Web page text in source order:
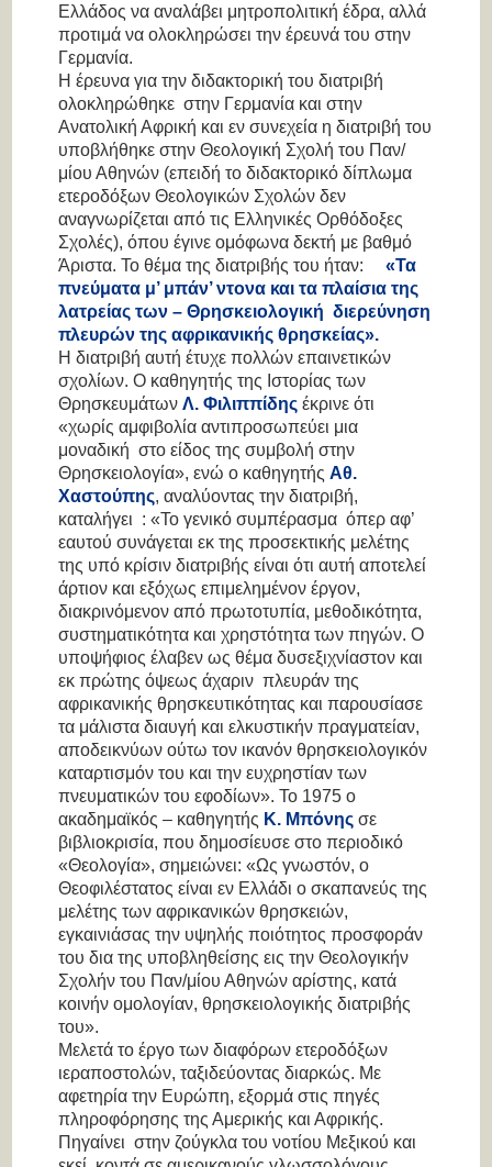
Ελλάδος να αναλάβει μητροπολιτική έδρα, αλλά
προτιμά να ολοκληρώσει την έρευνά του στην
Η έρευνα για την διδακτορική του διατριβή
ολοκληρώθηκε στην Γερμανία και στην
Ανατολική Αφρική και εν συνεχεία η διατριβή του
υποβλήθηκε στην Θεολογική Σχολή του Παν/
μίου Αθηνών (επειδή το διδακτορικό δίπλωμα
ετεροδόξων Θεολογικών Σχολών δεν
αναγνωρίζεται από τις Ελληνικές Ορθόδοξες
Σχολές), όπου έγινε ομόφωνα δεκτή με βαθμό
Άριστα. Το θέμα της διατριβής του ήταν:«Τα
πνεύματα μ’ μπάν’ ντονα και τα πλαίσια της
λατρείας των – Θρησκειολογική διερεύνηση
πλευρών της αφρικανικής θρησκείας».
Η διατριβή αυτή έτυχε πολλών επαινετικών
σχολίων. Ο καθηγητής της Ιστορίας των
ΘρησκευμάτωνΛ. Φιλιππίδης έκρινε ότι
«χωρίς αμφιβολία αντιπροσωπεύει μια
μοναδική στο είδος της συμβολή στην
Θρησκειολογία», ενώ ο καθηγητήςΑθ.
Χαστούπης, αναλύοντας την διατριβή,
καταλήγει :«Το γενικό συμπέρασμα όπερ αφ’
εαυτού συνάγεται εκ της προσεκτικής μελέτης
της υπό κρίσιν διατριβής είναι ότι αυτή αποτελεί
άρτιον και εξόχως επιμελημένον έργον,
διακρινόμενον από πρωτοτυπία, μεθοδικότητα,
συστηματικότητα και χρηστότητα των πηγών. Ο
υποψήφιος έλαβεν ως θέμα δυσεξιχνίαστον και
εκ πρώτης όψεως άχαριν πλευράν της
αφρικανικής θρησκευτικότητας και παρουσίασε
τα μάλιστα διαυγή και ελκυστικήν πραγματείαν,
αποδεικνύων ούτω τον ικανόν θρησκειολογικόν
καταρτισμόν του και την ευχρηστίαν των
πνευματικών του εφοδίων». Το 1975 ο
ακαδημαϊκός – καθηγητής Κ. Μπόνης σε
βιβλιοκρισία, που δημοσίευσε στο περιοδικό
«Θεολογία», σημειώνει:«Ως γνωστόν, ο
Θεοφιλέστατος είναι εν Ελλάδι ο σκαπανεύς της
μελέτης των αφρικανικών θρησκειών,
εγκαινιάσας την υψηλής ποιότητος προσφοράν
του δια της υποβληθείσης εις την Θεολογικήν
Σχολήν του Παν/μίου Αθηνών αρίστης, κατά
κοινήν ομολογίαν, θρησκειολογικής διατριβής
του».
Μελετά το έργο των διαφόρων ετεροδόξων
ιεραποστολών, ταξιδεύοντας διαρκώς. Με
αφετηρία την Ευρώπη, εξορμά στις πηγές
πληροφόρησης της Αμερικής και Αφρικής.
Πηγαίνει στην ζούγκλα του νοτίου Μεξικού και